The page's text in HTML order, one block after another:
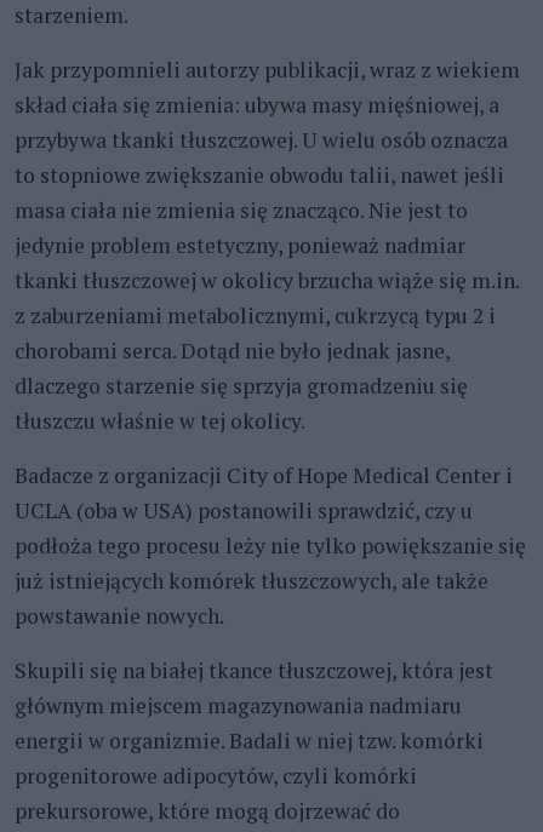
starzeniem.
Jak przypomnieli autorzy publikacji, wraz z wiekiem
skład ciała się zmienia: ubywa masy mięśniowej, a
przybywa tkanki tłuszczowej. U wielu osób oznacza
to stopniowe zwiększanie obwodu talii, nawet jeśli
masa ciała nie zmienia się znacząco. Nie jest to
jedynie problem estetyczny, ponieważ nadmiar
tkanki tłuszczowej w okolicy brzucha wiąże się m.in.
z zaburzeniami metabolicznymi, cukrzycą typu 2 i
chorobami serca. Dotąd nie było jednak jasne,
dlaczego starzenie się sprzyja gromadzeniu się
tłuszczu właśnie w tej okolicy.
Badacze z organizacji City of Hope Medical Center i
UCLA (oba w USA) postanowili sprawdzić, czy u
podłoża tego procesu leży nie tylko powiększanie się
już istniejących komórek tłuszczowych, ale także
powstawanie nowych.
Skupili się na białej tkance tłuszczowej, która jest
głównym miejscem magazynowania nadmiaru
energii w organizmie. Badali w niej tzw. komórki
progenitorowe adipocytów, czyli komórki
prekursorowe, które mogą dojrzewać do